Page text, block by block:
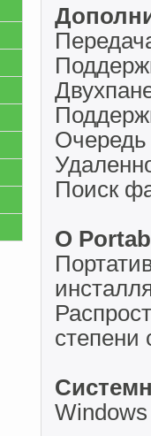
Очередь
Поиск
О
степени